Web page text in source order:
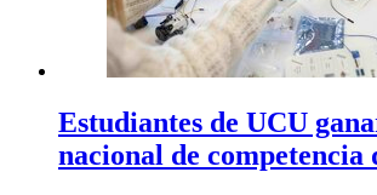
Estudiantes de UCU
nacional de competencia